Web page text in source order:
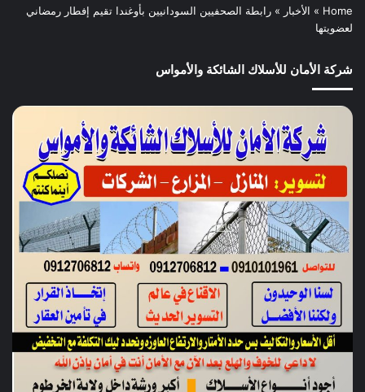
Home
» الأخبار » رابطة الصحفيين السودانيين بأوغندا تقيم إفطار رمضاني
لعضويتها
شركة الأمان للأسلاك الشائكة والأمواس